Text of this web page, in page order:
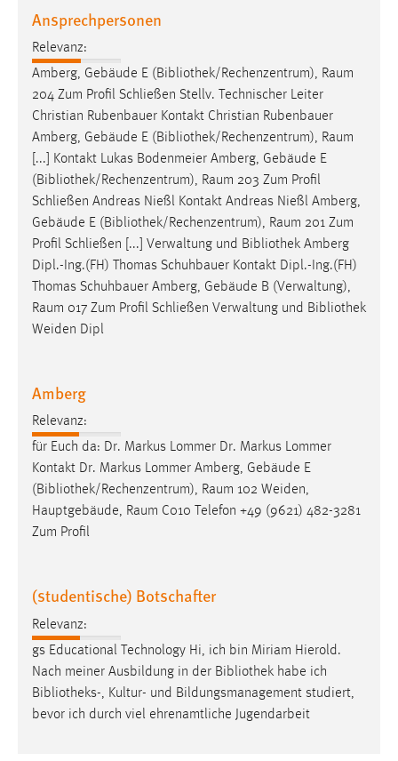
Ansprechpersonen
Relevanz:
Amberg, Gebäude E (Bibliothek/Rechenzentrum), Raum
204 Zum Profil Schließen Stellv. Technischer Leiter
Christian Rubenbauer Kontakt Christian Rubenbauer
Amberg, Gebäude E (Bibliothek/Rechenzentrum), Raum
[...] Kontakt Lukas Bodenmeier Amberg, Gebäude E
(Bibliothek/Rechenzentrum), Raum 203 Zum Profil
Schließen Andreas Nießl Kontakt Andreas Nießl Amberg,
Gebäude E (Bibliothek/Rechenzentrum), Raum 201 Zum
Profil Schließen [...] Verwaltung und Bibliothek Amberg
Dipl.-Ing.(FH) Thomas Schuhbauer Kontakt Dipl.-Ing.(FH)
Thomas Schuhbauer Amberg, Gebäude B (Verwaltung),
Raum 017 Zum Profil Schließen Verwaltung und Bibliothek
Weiden Dipl
Amberg
Relevanz:
für Euch da: Dr. Markus Lommer Dr. Markus Lommer
Kontakt Dr. Markus Lommer Amberg, Gebäude E
(Bibliothek/Rechenzentrum), Raum 102 Weiden,
Hauptgebäude, Raum C010 Telefon +49 (9621) 482-3281
Zum Profil
(studentische) Botschafter
Relevanz:
gs Educational Technology Hi, ich bin Miriam Hierold.
Nach meiner Ausbildung in der Bibliothek habe ich
Bibliotheks-, Kultur- und Bildungsmanagement studiert,
bevor ich durch viel ehrenamtliche Jugendarbeit